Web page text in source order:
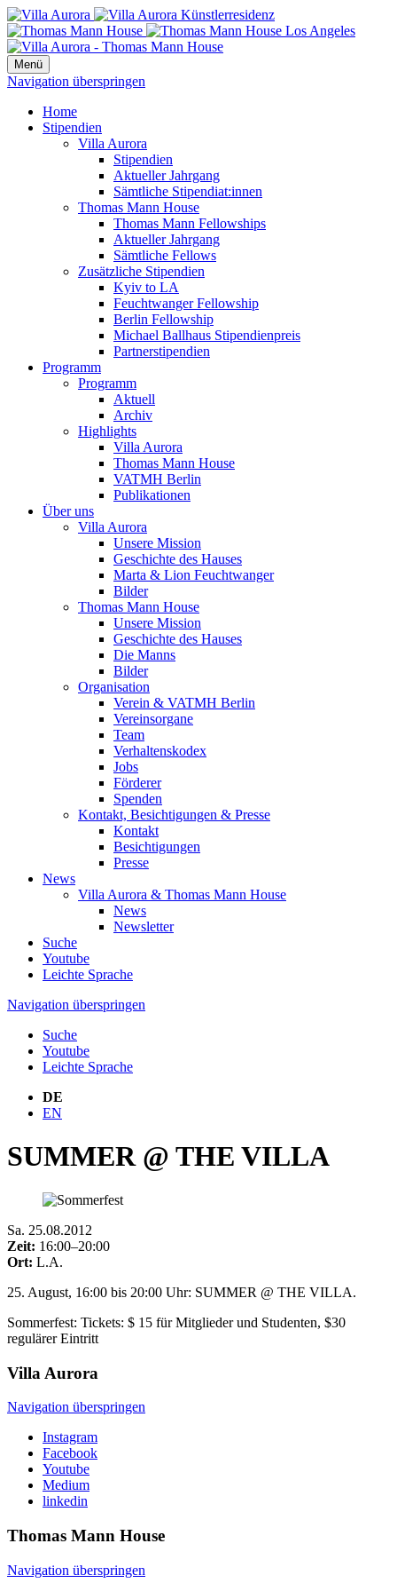
Menü
Navigation überspringen
Home
Stipendien
Villa Aurora
Stipendien
Aktueller Jahrgang
Sämtliche Stipendiat:innen
Thomas Mann House
Thomas Mann Fellowships
Aktueller Jahrgang
Sämtliche Fellows
Zusätzliche Stipendien
Kyiv to LA
Feuchtwanger Fellowship
Berlin Fellowship
Michael Ballhaus Stipendienpreis
Partnerstipendien
Programm
Programm
Aktuell
Archiv
Highlights
Villa Aurora
Thomas Mann House
VATMH Berlin
Publikationen
Über uns
Villa Aurora
Unsere Mission
Geschichte des Hauses
Marta & Lion Feuchtwanger
Bilder
Thomas Mann House
Unsere Mission
Geschichte des Hauses
Die Manns
Bilder
Organisation
Verein & VATMH Berlin
Vereinsorgane
Team
Verhaltenskodex
Jobs
Förderer
Spenden
Kontakt, Besichtigungen & Presse
Kontakt
Besichtigungen
Presse
News
Villa Aurora & Thomas Mann House
News
Newsletter
Suche
Youtube
Leichte Sprache
Navigation überspringen
Suche
Youtube
Leichte Sprache
DE
EN
SUMMER @ THE VILLA
Sa. 25.08.2012
Zeit: 16:00–20:00
Ort: L.A.
25. August, 16:00 bis 20:00 Uhr: SUMMER @ THE VILLA.
Sommerfest: Tickets: $ 15 für Mitglieder und Studenten, $30
regulärer Eintritt
Villa Aurora
Navigation überspringen
Instagram
Facebook
Youtube
Medium
linkedin
Thomas Mann House
Navigation überspringen